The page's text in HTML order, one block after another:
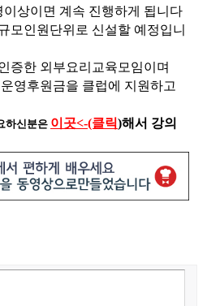
상이면 계속 진행하게 됩니다
모인원단위로 신설할 예정입니
증한 외부요리교육모임이며
운영후원금을 클럽에 지원하고
하신분은 이곳<-(클릭)해서 강의